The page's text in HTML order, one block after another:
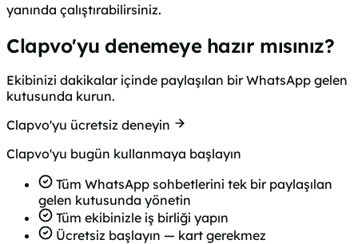
yanında çalıştırabilirsiniz.
Clapvo'yu denemeye hazır mısınız?
Ekibinizi dakikalar içinde paylaşılan bir WhatsApp gelen
kutusunda kurun.
Clapvo'yu ücretsiz deneyin
Clapvo'yu bugün kullanmaya başlayın
Tüm WhatsApp sohbetlerini tek bir paylaşılan
gelen kutusunda yönetin
Tüm ekibinizle iş birliği yapın
Ücretsiz başlayın — kart gerekmez